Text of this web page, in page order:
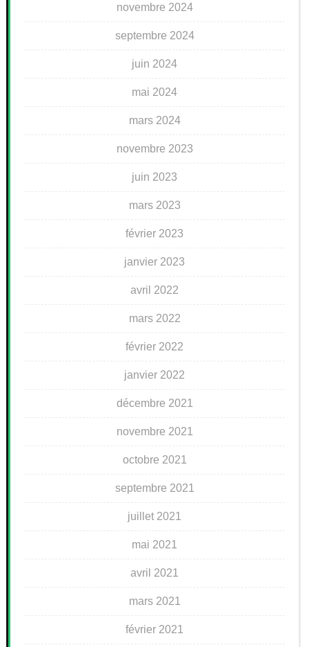
novembre 2024
septembre 2024
juin 2024
mai 2024
mars 2024
novembre 2023
juin 2023
mars 2023
février 2023
janvier 2023
avril 2022
mars 2022
février 2022
janvier 2022
décembre 2021
novembre 2021
octobre 2021
septembre 2021
juillet 2021
mai 2021
avril 2021
mars 2021
février 2021